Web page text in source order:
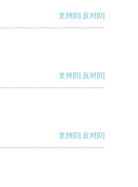
支持[0] 反对[0]
支持[0] 反对[0]
支持[0] 反对[0]